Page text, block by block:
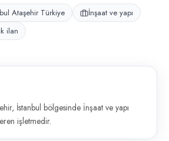
Ataşehir Türkiye
İnşaat ve yapı
ilan
İstanbul bölgesinde i̇nşaat ve yapı
işletmedir.